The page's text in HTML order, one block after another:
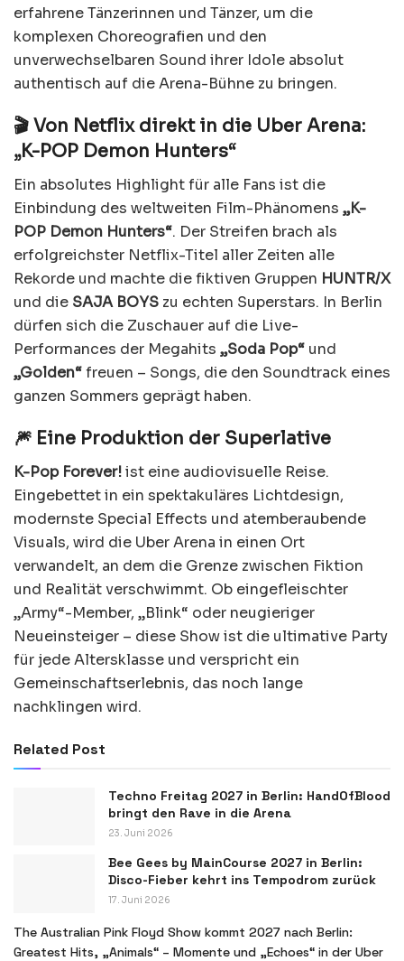
erfahrene Tänzerinnen und Tänzer, um die
komplexen Choreografien und den
unverwechselbaren Sound ihrer Idole absolut
authentisch auf die Arena-Bühne zu bringen.
🎬 Von Netflix direkt in die Uber Arena:
„K-POP Demon Hunters“
Ein absolutes Highlight für alle Fans ist die
Einbindung des weltweiten Film-Phänomens „K-
POP Demon Hunters“. Der Streifen brach als
erfolgreichster Netflix-Titel aller Zeiten alle
Rekorde und machte die fiktiven Gruppen HUNTR/X
und die SAJA BOYS zu echten Superstars. In Berlin
dürfen sich die Zuschauer auf die Live-
Performances der Megahits „Soda Pop“ und
„Golden“freuen – Songs, die den Soundtrack eines
ganzen Sommers geprägt haben.
🎆 Eine Produktion der Superlative
K-Pop Forever!ist eine audiovisuelle Reise.
Eingebettet in ein spektakuläres Lichtdesign,
modernste Special Effects und atemberaubende
Visuals, wird die Uber Arena in einen Ort
verwandelt, an dem die Grenze zwischen Fiktion
und Realität verschwimmt. Ob eingefleischter
„Army“-Member, „Blink“ oder neugieriger
Neueinsteiger – diese Show ist die ultimative Party
für jede Altersklasse und verspricht ein
Gemeinschaftserlebnis, das noch lange
nachklingen wird.
Related Post
Techno Freitag 2027 in Berlin: HandOfBlood
bringt den Rave in die Arena
23. Juni 2026
Bee Gees by MainCourse 2027 in Berlin:
Disco-Fieber kehrt ins Tempodrom zurück
17. Juni 2026
The Australian Pink Floyd Show kommt 2027 nach Berlin:
Greatest Hits, „Animals“ – Momente und „Echoes“ in der Uber